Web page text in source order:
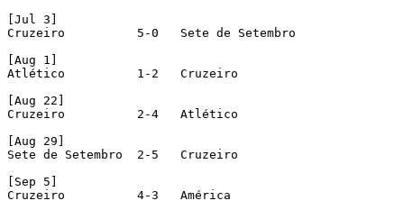
[Jul 3]
Cruzeiro	  5-0	Sete de Setembro
[Aug 1]
Atlético	  1-2	Cruzeiro
[Aug 22]
Cruzeiro	  2-4	Atlético
[Aug 29]
Sete de Setembro  2-5	Cruzeiro
[Sep 5]
Cruzeiro	  4-3	América